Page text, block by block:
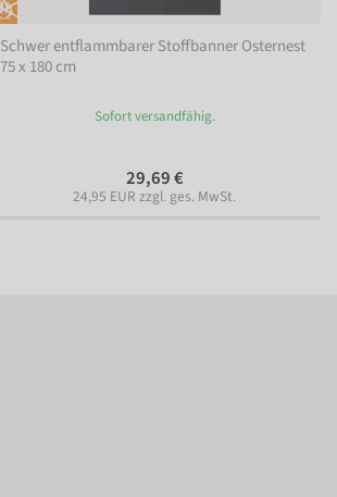
Schwer entflammbarer Stoffbanner Osternest
75 x 180 cm
Sofort versandfähig.
29,69 €
24,95 EUR zzgl. ges. MwSt.